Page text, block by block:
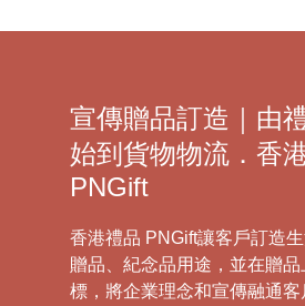
宣傳贈品訂造｜由
始到貨物物流．香
PNGift
香港禮品 PNGift讓客戶訂造
贈品、紀念品用途，並在贈
標，將企業理念和宣傳融通